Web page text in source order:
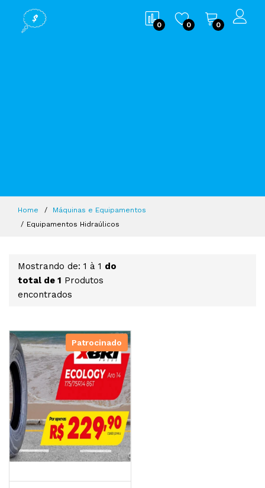
0 0 0
Home
Máquinas e Equipamentos
Equipamentos Hidraúlicos
Mostrando de: 1 à 1 do
total de 1 Produtos
encontrados
Patrocinado